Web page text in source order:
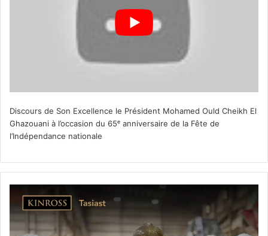
Discours de Son Excellence le Président Mohamed Ould Cheikh El
Ghazouani à l’occasion du 65ᵉ anniversaire de la Fête de
l’Indépendance nationale